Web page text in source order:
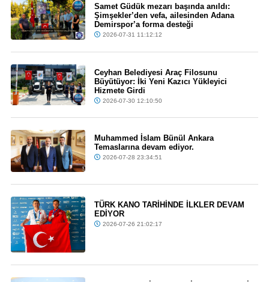
Samet Güdük mezarı başında anıldı:
Şimşekler’den vefa, ailesinden Adana
Demirspor’a forma desteği
2026-07-31 11:12:12
Ceyhan Belediyesi Araç Filosunu
Büyütüyor: İki Yeni Kazıcı Yükleyici
Hizmete Girdi
2026-07-30 12:10:50
Muhammed İslam Bünül Ankara
Temaslarına devam ediyor.
2026-07-28 23:34:51
TÜRK KANO TARİHİNDE İLKLER DEVAM
EDİYOR
2026-07-26 21:02:17